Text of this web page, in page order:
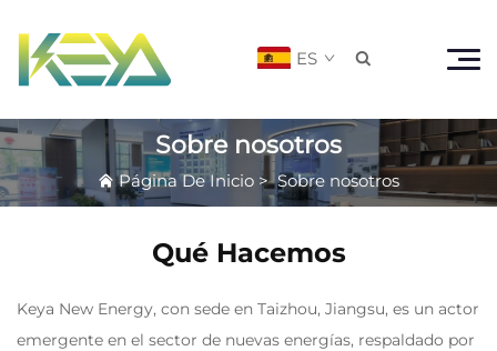
ES 
Sobre nosotros
Página De Inicio >Sobre nosotros
Qué Hacemos
Keya New Energy, con sede en Taizhou, Jiangsu, es un actor
emergente en el sector de nuevas energías, respaldado por